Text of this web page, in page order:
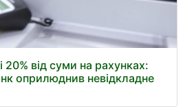
20% від суми на рахунках:
оприлюднив невідкладне